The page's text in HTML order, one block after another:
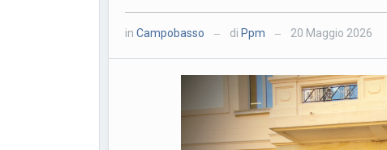
in Campobasso — di Ppm — 20 Maggio 2026